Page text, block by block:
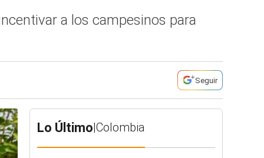
a los campesinos para
Seguir
Lo Último|Colombia